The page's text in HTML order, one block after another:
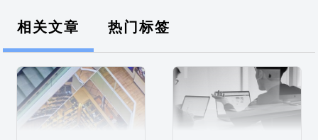
相关文章 热门标签